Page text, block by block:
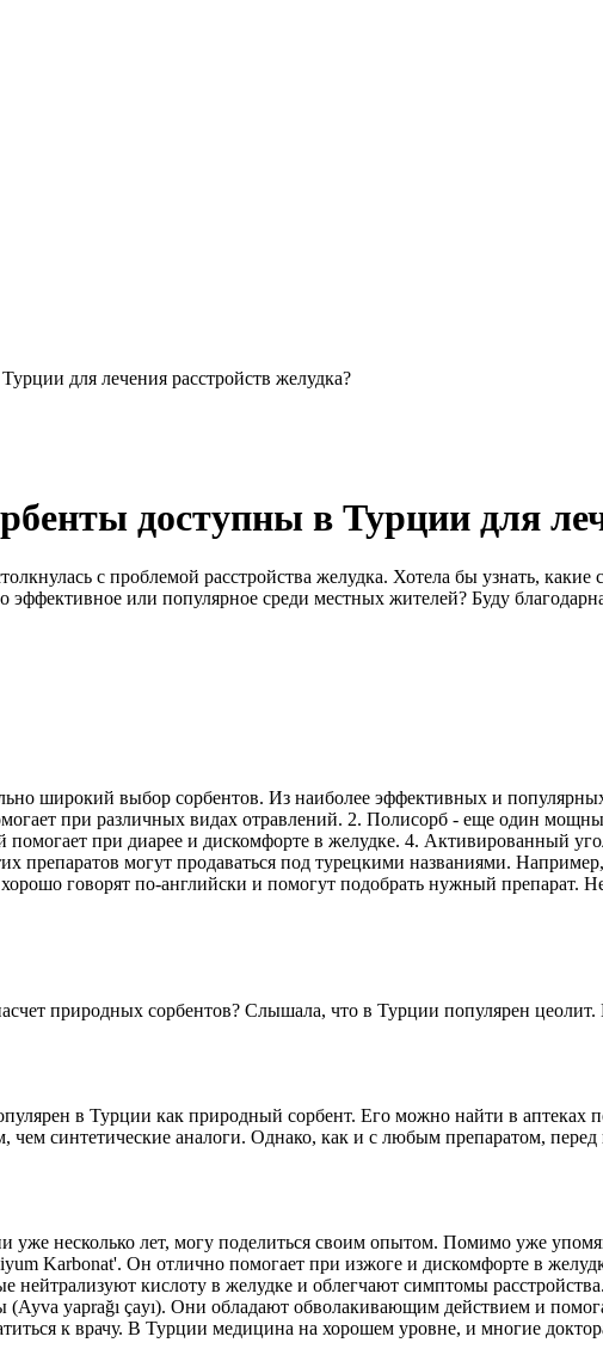
для лечения расстройств желудка?
доступны в Турции для
с проблемой расстройства желудка. Хотела бы узнать,
или популярное среди местных жителей? Буду
широкий выбор сорбентов. Из наиболее эффективных и
при различных видах отравлений. 2. Полисорб - еще один
помогает при диарее и дискомфорте в желудке. 4. Активированный
препаратов могут продаваться под турецкими названиями.
говорят по-английски и помогут подобрать нужный препарат.
природных сорбентов? Слышала, что в Турции популярен цеолит.
в Турции как природный сорбент. Его можно найти в
чем синтетические аналоги. Однако, как и с любым препаратом,
несколько лет, могу поделиться своим опытом. Помимо уже
Karbonat'. Он отлично помогает при изжоге и дискомфорте в
нейтрализуют кислоту в желудке и облегчают симптомы
(Ayva yaprağı çayı). Они обладают обволакивающим действием и
к врачу. В Турции медицина на хорошем уровне, и многие